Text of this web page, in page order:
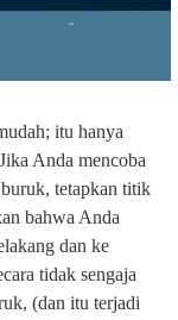
itu hanya
Anda mencoba
tetapkan titik
bahwa Anda
dan ke
tidak sengaja
(dan itu terjadi